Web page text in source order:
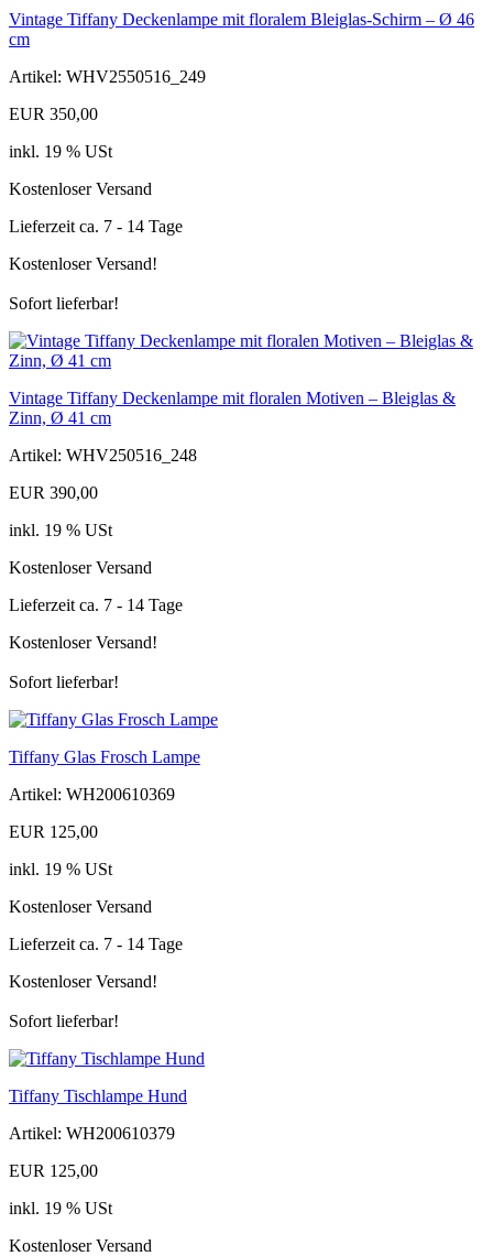
Vintage Tiffany Deckenlampe mit floralem Bleiglas-Schirm – Ø 46
cm
Artikel: WHV2550516_249
EUR 350,00
inkl. 19 % USt
Kostenloser Versand
Lieferzeit ca. 7 - 14 Tage
Kostenloser Versand!
Sofort lieferbar!
Vintage Tiffany Deckenlampe mit floralen Motiven – Bleiglas &
Zinn, Ø 41 cm
Artikel: WHV250516_248
EUR 390,00
inkl. 19 % USt
Kostenloser Versand
Lieferzeit ca. 7 - 14 Tage
Kostenloser Versand!
Sofort lieferbar!
Tiffany Glas Frosch Lampe
Artikel: WH200610369
EUR 125,00
inkl. 19 % USt
Kostenloser Versand
Lieferzeit ca. 7 - 14 Tage
Kostenloser Versand!
Sofort lieferbar!
Tiffany Tischlampe Hund
Artikel: WH200610379
EUR 125,00
inkl. 19 % USt
Kostenloser Versand